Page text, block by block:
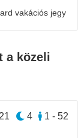
vakációs jegy
a közeli
1 - 52
4
21